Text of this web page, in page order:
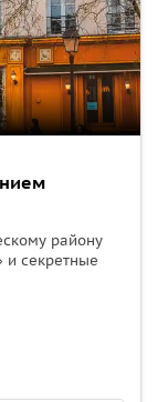
району
и cекретные